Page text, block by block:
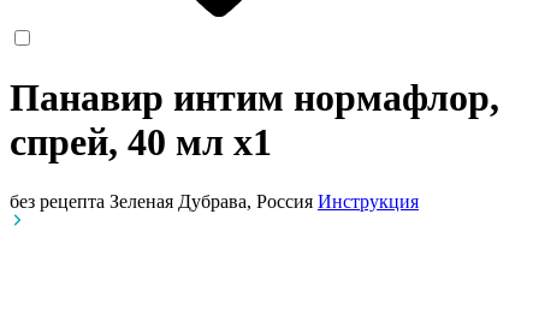
Панавир интим нормафлор,
спрей, 40 мл x1
без рецепта Зеленая Дубрава, Россия Инструкция